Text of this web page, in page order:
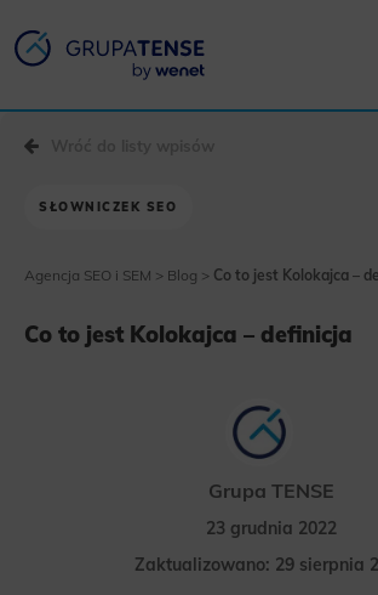
SŁOWNICZEK SEO
Agencja SEO i SEM > Blog > Co to jest Kolokajca –
Co to jest Kolokajca – definicja
Grupa TENSE
23 grudnia 2022
Zaktualizowano: 29 sierpnia